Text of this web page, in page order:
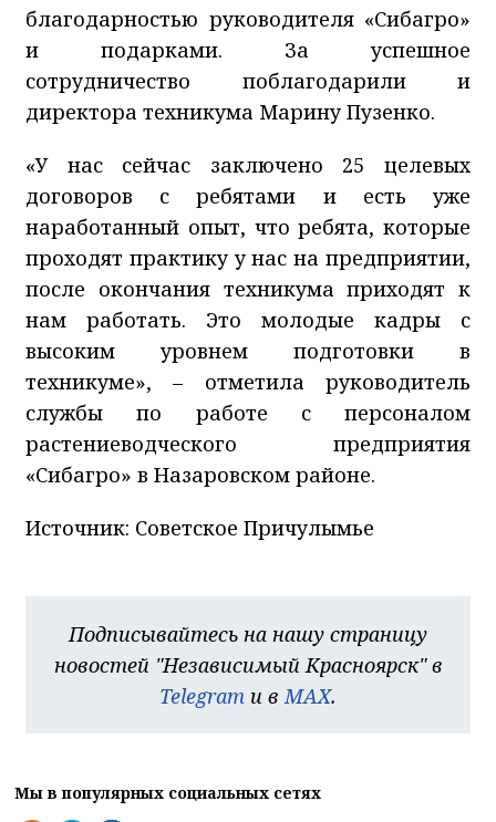
благодарностью руководителя «Сибагро»
и подарками. За успешное
сотрудничество поблагодарили и
директора техникума Марину Пузенко.
«У нас сейчас заключено 25 целевых
договоров с ребятами и есть уже
наработанный опыт, что ребята, которые
проходят практику у нас на предприятии,
после окончания техникума приходят к
нам работать. Это молодые кадры с
высоким уровнем подготовки в
техникуме», – отметила руководитель
службы по работе с персоналом
растениеводческого предприятия
«Сибагро» в Назаровском районе.
Источник: Советское Причулымье
Подписывайтесь на нашу страницу
новостей "Независимый Красноярск" в
Telegram и в MAX.
Мы в популярных социальных сетях